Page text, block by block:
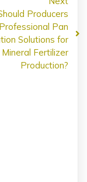
Producers
Pan
Solutions for
Mineral Fertilizer
Production?